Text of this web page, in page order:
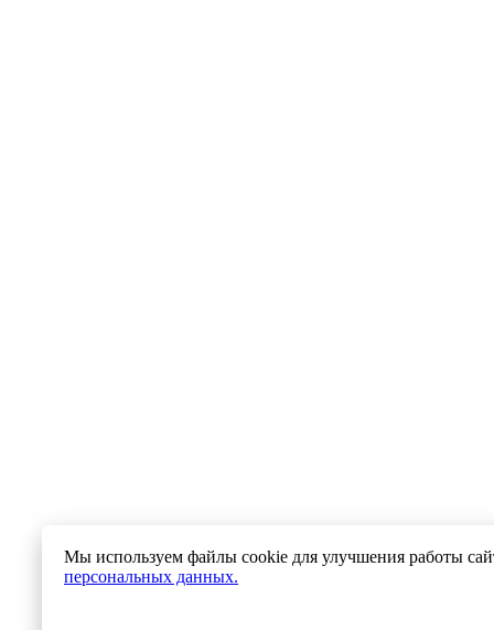
Мы используем файлы cookie для улучшения работы
персональных данных.